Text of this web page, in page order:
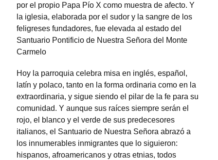
por el propio Papa Pío X como muestra de afecto. Y
la iglesia, elaborada por el sudor y la sangre de los
feligreses fundadores, fue elevada al estado del
Santuario Pontificio de Nuestra Señora del Monte
Carmelo
Hoy la parroquia celebra misa en inglés, español,
latín y polaco, tanto en la forma ordinaria como en la
extraordinaria, y sigue siendo el pilar de la fe para su
comunidad. Y aunque sus raíces siempre serán el
rojo, el blanco y el verde de sus predecesores
italianos, el Santuario de Nuestra Señora abrazó a
los innumerables inmigrantes que lo siguieron:
hispanos, afroamericanos y otras etnias, todos